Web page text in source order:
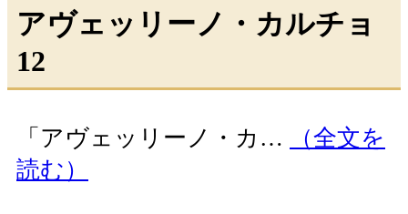
アヴェッリーノ・カルチョ
12
「アヴェッリーノ・カ…
（全文を
読む）